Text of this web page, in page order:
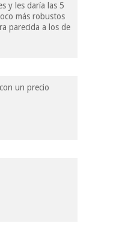
y les daría las 5
más robustos
parecida a los de
un precio